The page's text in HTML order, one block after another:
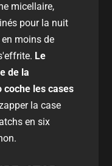
micellaire,
pour la nuit
en moins de
Le
de la
coche les cases
la case
en six